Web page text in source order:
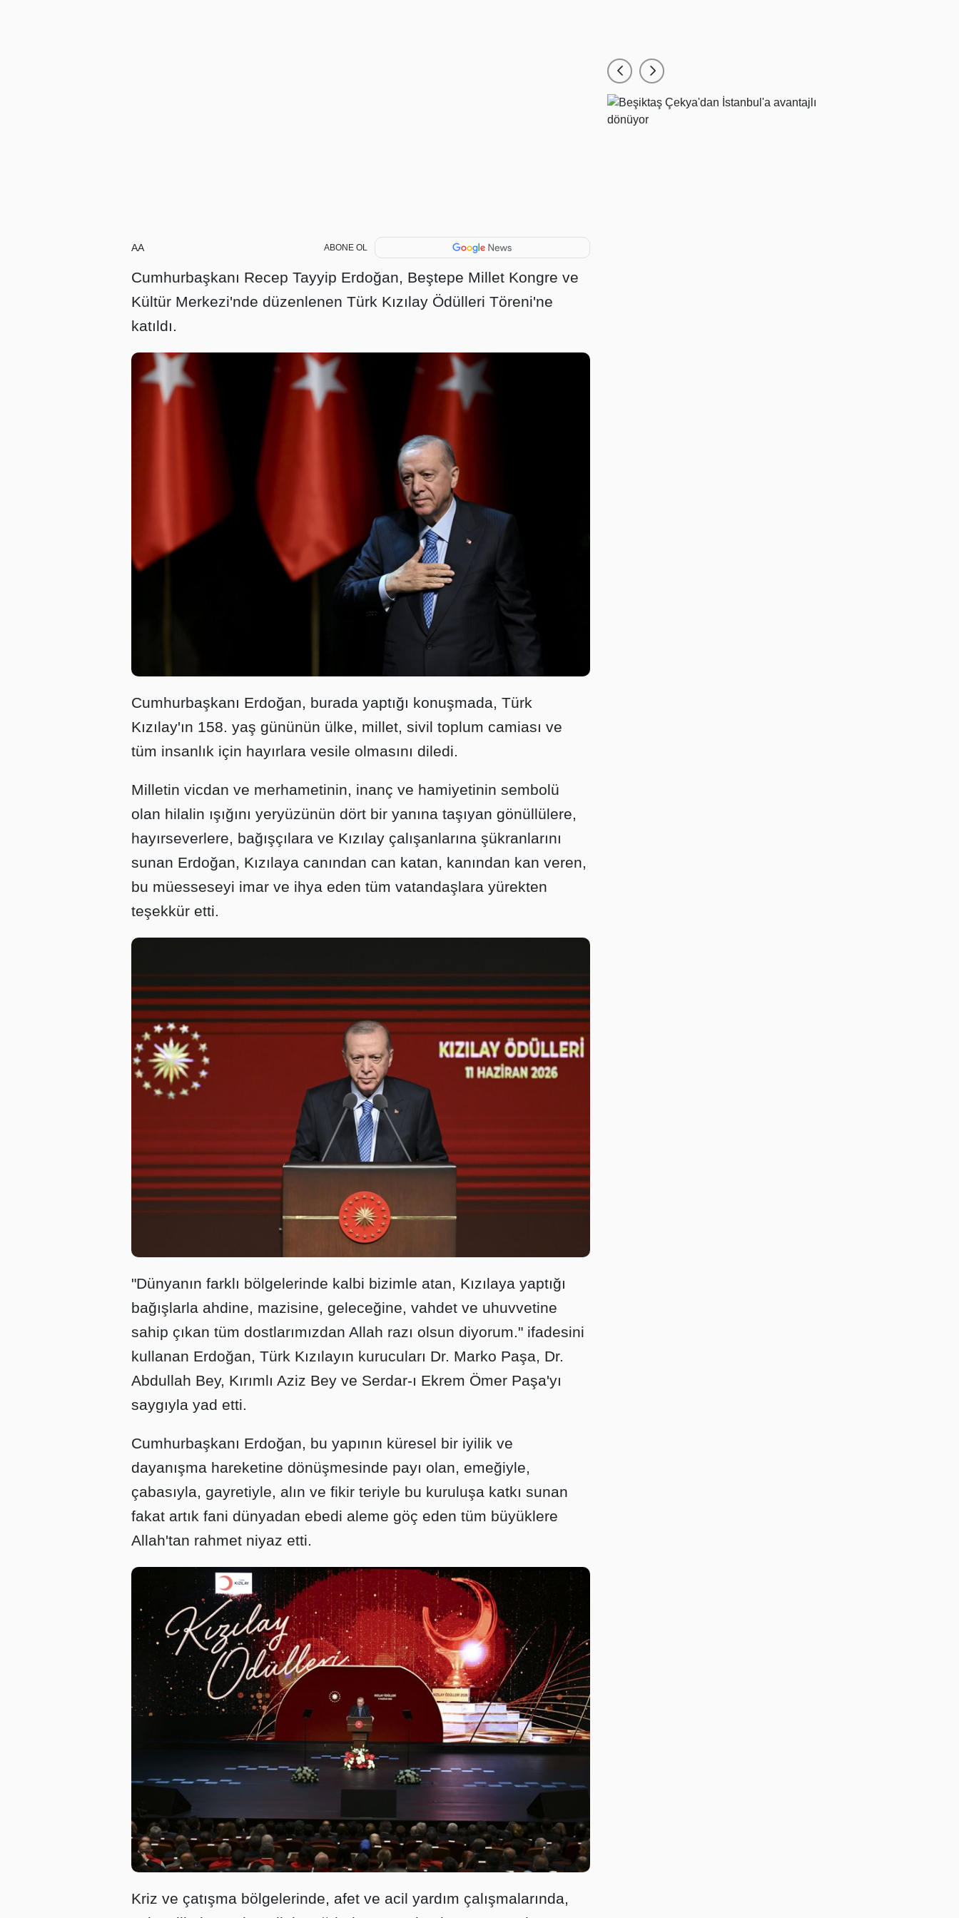
AA ABONE OL
Cumhurbaşkanı Recep Tayyip Erdoğan, Beştepe Millet Kongre ve
Kültür Merkezi'nde düzenlenen Türk Kızılay Ödülleri Töreni'ne
katıldı.
Cumhurbaşkanı Erdoğan, burada yaptığı konuşmada, Türk
Kızılay'ın 158. yaş gününün ülke, millet, sivil toplum camiası ve
tüm insanlık için hayırlara vesile olmasını diledi.
Milletin vicdan ve merhametinin, inanç ve hamiyetinin sembolü
olan hilalin ışığını yeryüzünün dört bir yanına taşıyan gönüllülere,
hayırseverlere, bağışçılara ve Kızılay çalışanlarına şükranlarını
sunan Erdoğan, Kızılaya canından can katan, kanından kan veren,
bu müesseseyi imar ve ihya eden tüm vatandaşlara yürekten
teşekkür etti.
"Dünyanın farklı bölgelerinde kalbi bizimle atan, Kızılaya yaptığı
bağışlarla ahdine, mazisine, geleceğine, vahdet ve uhuvvetine
sahip çıkan tüm dostlarımızdan Allah razı olsun diyorum." ifadesini
kullanan Erdoğan, Türk Kızılayın kurucuları Dr. Marko Paşa, Dr.
Abdullah Bey, Kırımlı Aziz Bey ve Serdar-ı Ekrem Ömer Paşa'yı
saygıyla yad etti.
Cumhurbaşkanı Erdoğan, bu yapının küresel bir iyilik ve
dayanışma hareketine dönüşmesinde payı olan, emeğiyle,
çabasıyla, gayretiyle, alın ve fikir teriyle bu kuruluşa katkı sunan
fakat artık fani dünyadan ebedi aleme göç eden tüm büyüklere
Allah'tan rahmet niyaz etti.
Kriz ve çatışma bölgelerinde, afet ve acil yardım çalışmalarında,